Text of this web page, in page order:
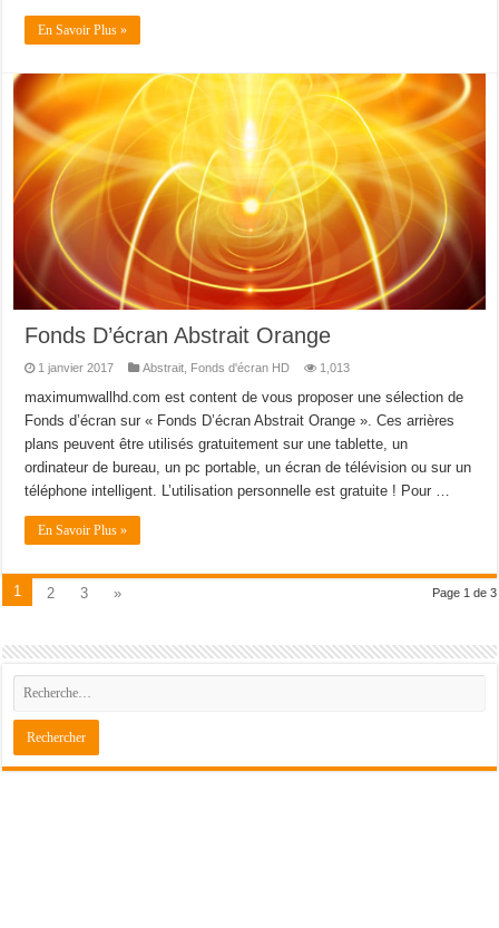
En Savoir Plus »
Fonds D’écran Abstrait Orange
1 janvier 2017 Abstrait Fonds d'écran HD 1,013
maximumwallhd.com est content de vous proposer une sélection de
Fonds d’écran sur « Fonds D’écran Abstrait Orange ». Ces arrières
plans peuvent être utilisés gratuitement sur une tablette, un
ordinateur de bureau, un pc portable, un écran de télévision ou sur un
téléphone intelligent. L’utilisation personnelle est gratuite ! Pour …
En Savoir Plus »
Page 1 de 3
1 2 3 »